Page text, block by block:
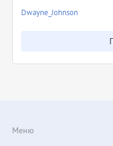
Dwayne_Johnson
Меню